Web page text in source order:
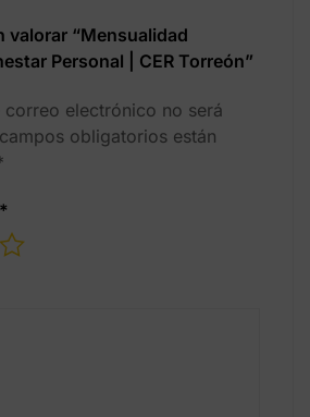
valorar “Mensualidad
Personal | CER Torreón”
electrónico no será
obligatorios están
*